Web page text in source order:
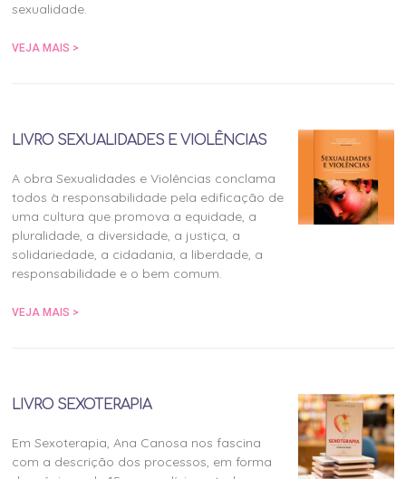
sexualidade.
VEJA MAIS >
LIVRO SEXUALIDADES E VIOLÊNCIAS
A obra Sexualidades e Violências conclama
todos à responsabilidade pela edificação de
uma cultura que promova a equidade, a
pluralidade, a diversidade, a justiça, a
solidariedade, a cidadania, a liberdade, a
responsabilidade e o bem comum.
VEJA MAIS >
LIVRO SEXOTERAPIA
Em Sexoterapia, Ana Canosa nos fascina
com a descrição dos processos, em forma